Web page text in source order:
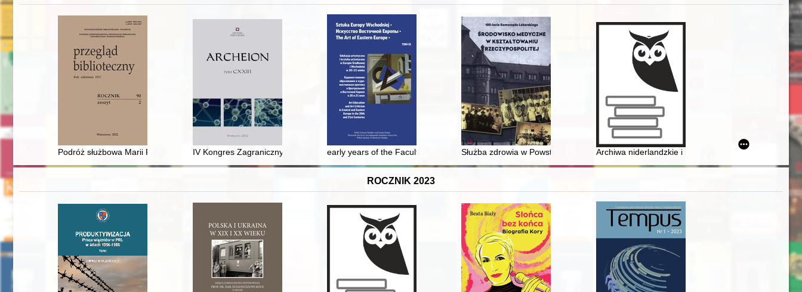
Podróż służbowa Marii Pisarskiej : bibliotekarka Państwowego Muzeum Zoologicznego w Wielkiej Brytanii w 1947 roku
IV Kongres Zagranicznych Badaczy Dziejów Polski „Spotkania kultur”, Kraków 19-22 października 2022 r
early years of the Faculty of Fine Arts at the Nicolaus Copernicus University in Toruń : (1945-1950)
Służba zdrowia w Powstaniach Śląskich i PlebiscycieArchiwa niderlandzkie i ich szczególna rola w
ROCZNIK 2023